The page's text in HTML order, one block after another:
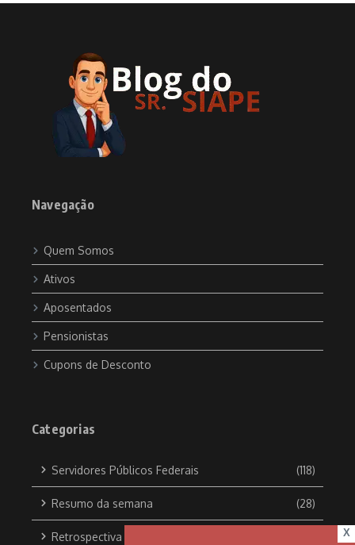
Navegação
Quem Somos
Ativos
Aposentados
Pensionistas
Cupons de Desconto
Categorias
Servidores Públicos Federais (118)
Resumo da semana (28)
Retrospectiva do ano X